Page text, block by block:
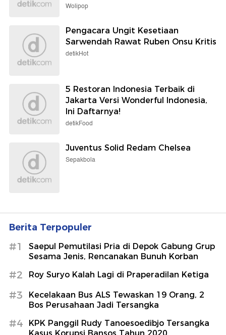
Wolipop
Pengacara Ungit Kesetiaan
Sarwendah Rawat Ruben Onsu Kritis
detikHot
5 Restoran Indonesia Terbaik di
Jakarta Versi Wonderful Indonesia,
Ini Daftarnya!
detikFood
Juventus Solid Redam Chelsea
Sepakbola
Berita Terpopuler
#1
Saepul Pemutilasi Pria di Depok Gabung Grup
Sesama Jenis, Rencanakan Bunuh Korban
#2 Roy Suryo Kalah Lagi di Praperadilan Ketiga
#3
Kecelakaan Bus ALS Tewaskan 19 Orang, 2
Bos Perusahaan Jadi Tersangka
#4
KPK Panggil Rudy Tanoesoedibjo Tersangka